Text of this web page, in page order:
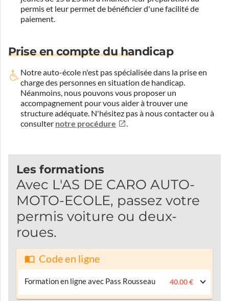
permis et leur permet de bénéficier d'une facilité de
paiement.
Prise en compte du handicap
Notre auto-école n'est pas spécialisée dans la prise en
charge des personnes en situation de handicap.
Néanmoins, nous pouvons vous proposer un
accompagnement pour vous aider à trouver une
structure adéquate. N'hésitez pas à nous contacter ou à
consulter notre procédure .
Les formations
Avec L'AS DE CARO AUTO-
MOTO-ECOLE, passez votre
permis voiture ou deux-
roues.
Code en ligne
Formation en ligne avec Pass Rousseau 40.00 €